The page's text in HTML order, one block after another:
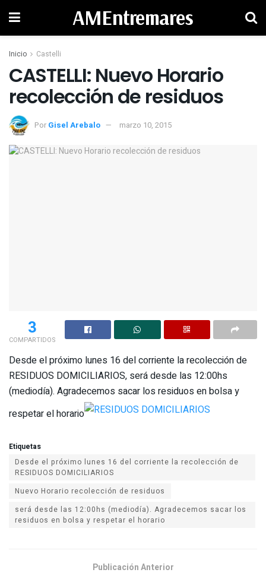
AMEntremares
Inicio Castelli
CASTELLI: Nuevo Horario
recolección de residuos
Por Gisel Arebalo marzo 10, 2015
3
COMPARTIDOS
Desde el próximo lunes 16 del corriente la recolección de
RESIDUOS DOMICILIARIOS, será desde las 12:00hs
(mediodía). Agradecemos sacar los residuos en bolsa y
respetar el horario
Etiquetas
Desde el próximo lunes 16 del corriente la recolección de
RESIDUOS DOMICILIARIOS
Nuevo Horario recolección de residuos
será desde las 12:00hs (mediodía). Agradecemos sacar los
residuos en bolsa y respetar el horario
Publicación Anterior